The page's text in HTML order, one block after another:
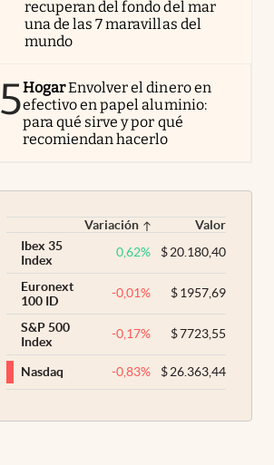
recuperan del fondo del mar
una de las 7 maravillas del
mundo
5HogarEnvolver el dinero en
efectivo en papel aluminio:
para qué sirve y por qué
recomiendan hacerlo
Variación
Valor
Ibex 35
Index
0,62% $20.180,40
Euronext
100 ID
-0,01% $1957,69
S&P 500
Index
-0,17% $7723,55
Nasdaq -0,83% $26.363,44